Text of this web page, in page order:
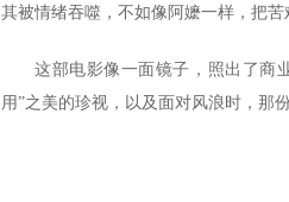
其被情绪吞噬，不如像阿嬷一样，把苦
这部电影像一面镜子，照出了商
用”之美的珍视，以及面对风浪时，那